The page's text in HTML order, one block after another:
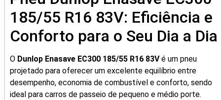
185/55 R16 83V: Eficiência e
Conforto para o Seu Dia a Dia
O Dunlop Enasave EC300 185/55 R16 83Vé um pneu
projetado para oferecer um excelente equilíbrio entre
desempenho, economia de combustível e conforto, sendo
ideal para carros de passeio de pequeno e médio porte.